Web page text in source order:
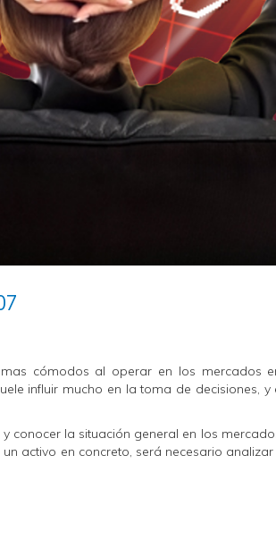
cómodos al operar en los
influir mucho en la toma de decisiones,
conocer la situación general en los
activo en concreto, será necesario